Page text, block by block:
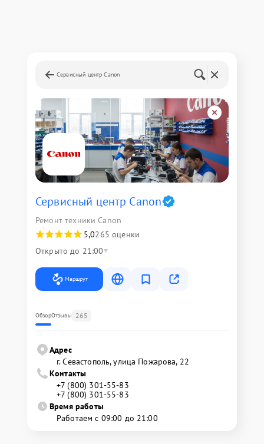
Сервисный центр Canon
Сервисный центр Canon
Ремонт техники Canon
5,0265 оценки
Открыто до 21:00
Маршрут
ОбзорОтзывы 265
Адрес
г. Севастополь, улица Пожарова, 22
Контакты
+7 (800) 301-55-83
+7 (800) 301-55-83
Время работы
Работаем с 09:00 до 21:00